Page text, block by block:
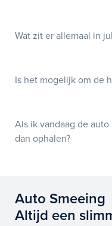
Wat zit er allemaal in
Is het mogelijk om de
Als ik vandaag de
dan ophalen?
Auto Smeeing
Altijd een